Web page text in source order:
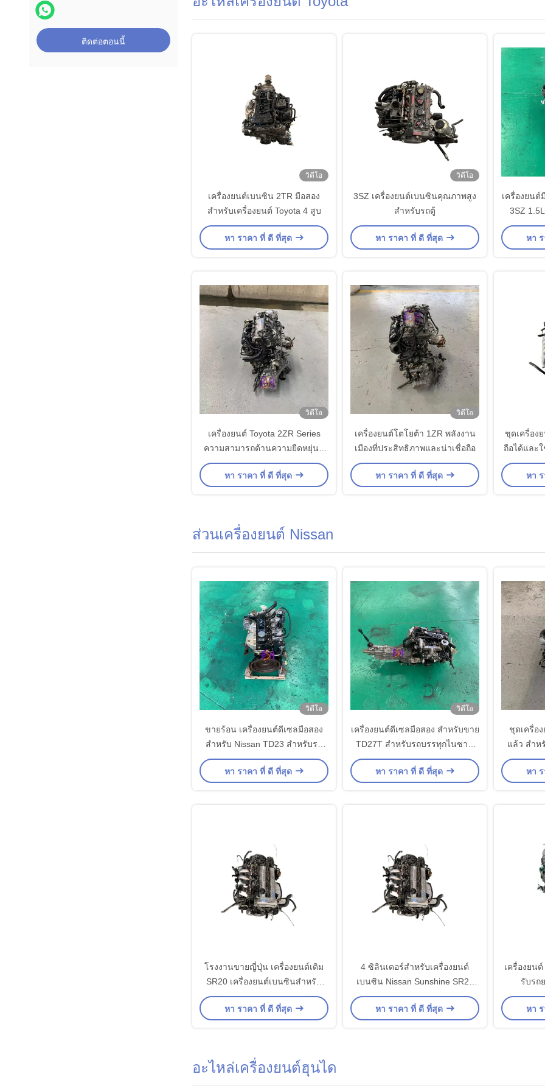
ติดต่อตอนนี้
วิดีโอ
เครื่องยนต์เบนซิน 2TR มือสอง
สำหรับเครื่องยนต์ Toyota 4 สูบ
หา ราคา ที่ ดี ที่สุด
วิดีโอ
3SZ เครื่องยนต์เบนซินคุณภาพสูง
สําหรับรถตู้
หา ราคา ที่ ดี ที่สุด
เครื่องยนต์
3SZ
หา
วิดีโอ
เครื่องยนต์ Toyota 2ZR Series
ความสามารถด้านความยืดหยุ่นที่
พัฒนาขึ้นในทุกสายไฟฟ้า
หา ราคา ที่ ดี ที่สุด
วิดีโอ
เครื่องยนต์โตโยต้า 1ZR พลังงาน
เมืองที่ประสิทธิภาพและน่าเชื่อถือ
หา ราคา ที่ ดี ที่สุด
ชุดเครื่อง
ถือได้และ
สำหรับ
หา
ส่วนเครื่องยนต์ Nissan
วิดีโอ
ขายร้อน เครื่องยนต์ดีเซลมือสอง
สําหรับ Nissan TD23 สําหรับรถ
บรรทุก 6 ซิลินเดอร์
หา ราคา ที่ ดี ที่สุด
วิดีโอ
เครื่องยนต์ดีเซลมือสอง สําหรับขาย
TD27T สําหรับรถบรรทุกไนซาน
คุณภาพสูง
หา ราคา ที่ ดี ที่สุด
ชุดเครื่อ
แล้ว สำห
ส
หา
โรงงานขายญี่ปุ่น เครื่องยนต์เดิม
SR20 เครื่องยนต์เบนซินสําหรับ
Toyota Sunshine
หา ราคา ที่ ดี ที่สุด
4 ซิลินเดอร์สําหรับเครื่องยนต์
เบนซิน Nissan Sunshine SR20
Premium
หา ราคา ที่ ดี ที่สุด
เครื่องยน
รับรถ
หา
อะไหล่เครื่องยนต์ฮุนได